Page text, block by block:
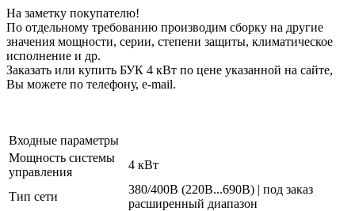
На заметку покупателю!
По отдельному требованию производим сборку на другие
значения мощности, серии, степени защиты, климатическое
исполнение и др.
Заказать или купить БУК 4 кВт по цене указанной на сайте,
Вы можете по телефону, e-mail.
Входные параметры
Мощность системы
управления
4 кВт
Тип сети
380/400В (220В...690В) | под заказ
расширенный диапазон